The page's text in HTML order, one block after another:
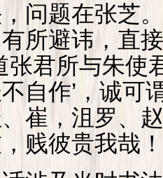
题在张芝。
所避讳，直
张君所与朱使
自作’，诚可
崔，沮罗、
贱彼贵我哉